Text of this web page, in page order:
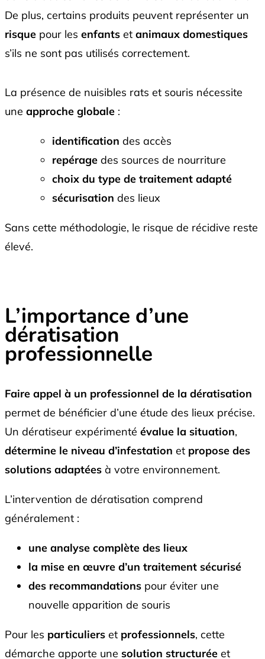
De plus, certains produits peuvent représenter un
risque pour les enfants et animaux domestiques
s’ils ne sont pas utilisés correctement.
La présence de nuisibles rats et souris nécessite
une approche globale :
identification des accès
repérage des sources de nourriture
choix du type de traitement adapté
sécurisation des lieux
Sans cette méthodologie, le risque de récidive reste
élevé.
L’importance d’une
dératisation
professionnelle
Faire appel à un professionnel de la dératisation
permet de bénéficier d’une étude des lieux précise.
Un dératiseur expérimenté évalue la situation,
détermine le niveau d’infestation et propose des
solutions adaptées à votre environnement.
L’intervention de dératisation comprend
généralement :
une analyse complète des lieux
la mise en œuvre d’un traitement sécurisé
des recommandations pour éviter une
nouvelle apparition de souris
Pour les particuliers et professionnels, cette
démarche apporte une solution structurée et